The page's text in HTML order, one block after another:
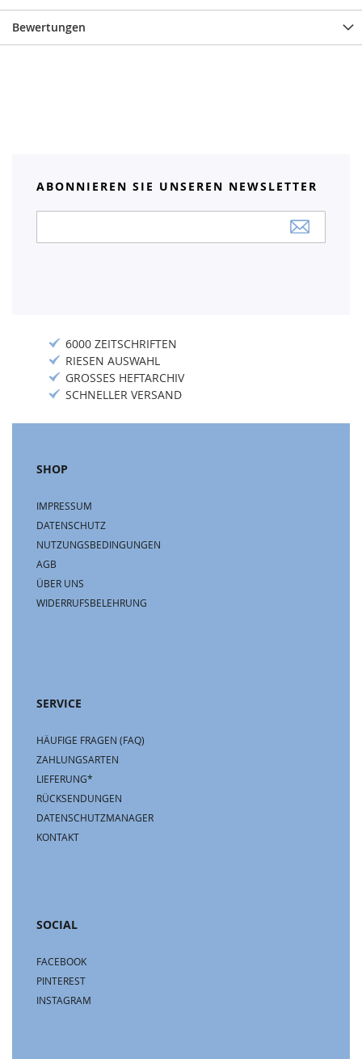
Bewertungen
ABONNIEREN SIE UNSEREN NEWSLETTER
Newsletter:
6000 ZEITSCHRIFTEN
RIESEN AUSWAHL
GROSSES HEFTARCHIV
SCHNELLER VERSAND
SHOP
IMPRESSUM
DATENSCHUTZ
NUTZUNGSBEDINGUNGEN
AGB
ÜBER UNS
WIDERRUFSBELEHRUNG
SERVICE
HÄUFIGE FRAGEN (FAQ)
ZAHLUNGSARTEN
LIEFERUNG*
RÜCKSENDUNGEN
DATENSCHUTZMANAGER
KONTAKT
SOCIAL
FACEBOOK
PINTEREST
INSTAGRAM